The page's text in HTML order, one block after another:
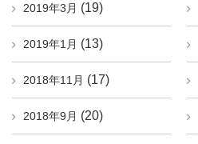
2019年3月 (19)
2019年1月 (13)
2018年11月 (17)
2018年9月 (20)